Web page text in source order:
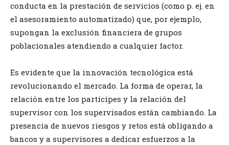
conducta en la prestación de servicios (como p. ej. en
el asesoramiento automatizado) que, por ejemplo,
supongan la exclusión financiera de grupos
poblacionales atendiendo a cualquier factor.
Es evidente que la innovación tecnológica está
revolucionando el mercado. La forma de operar, la
relación entre los partícipes y la relación del
supervisor con los supervisados están cambiando. La
presencia de nuevos riesgos y retos está obligando a
bancos y a supervisores a dedicar esfuerzos a la